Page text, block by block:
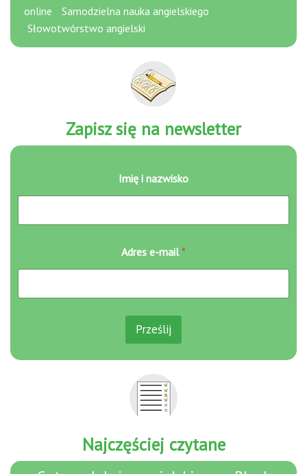
online
Samodzielna nauka angielskiego
Słowotwórstwo angielski
Zapisz się na newsletter
-
m
m
i
A
r
e
Imię i nazwisko
Adres e-mail*
Prześlij
Najczęściej czytane